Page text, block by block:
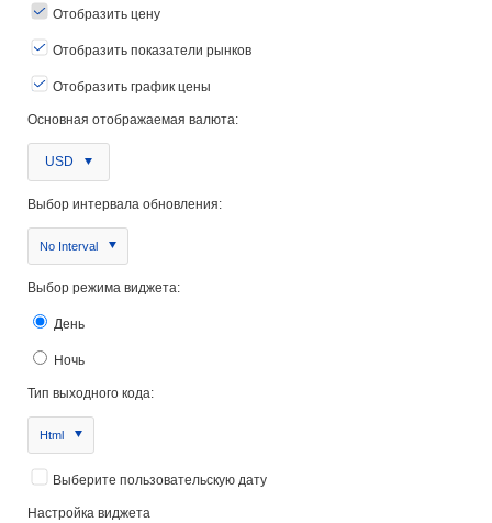
Отобразить цену
Отобразить показатели рынков
Отобразить график цены
Основная отображаемая валюта:
USD
Выбор интервала обновления:
No Interval
Выбор режима виджета:
День
Ночь
Тип выходного кода:
Html
Выберите пользовательскую дату
Настройка виджета